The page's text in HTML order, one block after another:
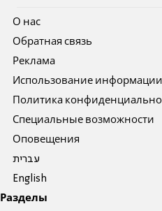
О нас
Обратная связь
Реклама
Использование информации
Политика
Специальные возможности
Оповещения
עברית
English
Разделы